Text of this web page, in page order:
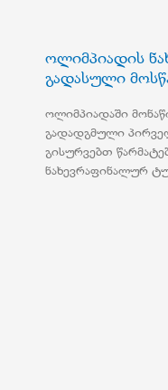
ოლიმპიადის
გადასული
ოლიმპიადაში
გადადგმული
გისურვებთ
ნახევრაფინალურ